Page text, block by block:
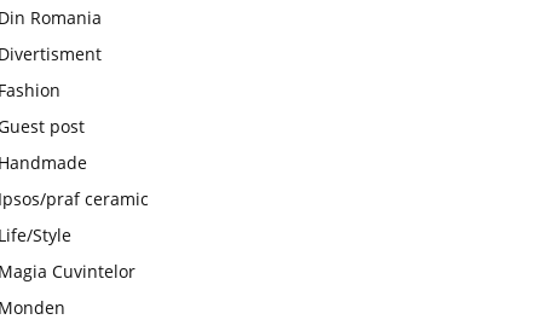
Romania
post
praf ceramic
Style
Cuvintelor